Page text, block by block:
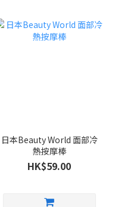
日本Beauty World 面部冷
熱按摩棒
HK$59.00